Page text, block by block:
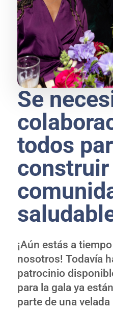
Se
todos
construir
¡Aún estás a
nosotros! Todavía
patrocinio
para la gala ya
parte de una